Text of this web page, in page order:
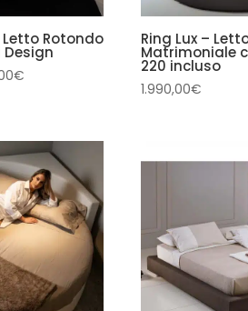
Letto Rotondo
€
da
1.090,00€
a
1.790,00€
Ring Lux –
Matrimoniale
220 incluso
1.990,00€